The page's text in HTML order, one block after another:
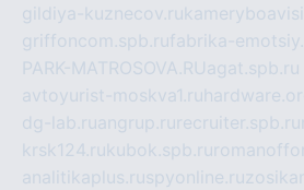
gildiya-kuznecov.ru
griffoncom.spb.rufabrika-
PARK-MATROSOVA.RUagat.spb.ru
avtoyurist-moskva1.ru
dg-lab.ruangrup.ru recruiter.spb.ru
krsk124.rukubok.spb.ru
analitikaplus.ruspyonline.ru